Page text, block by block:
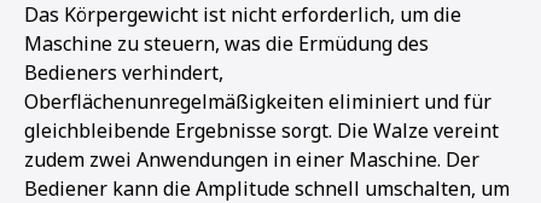
Das Körpergewicht ist nicht erforderlich, um die
Maschine zu steuern, was die Ermüdung des
Bedieners verhindert,
Oberflächenunregelmäßigkeiten eliminiert und für
gleichbleibende Ergebnisse sorgt. Die Walze vereint
zudem zwei Anwendungen in einer Maschine. Der
Bediener kann die Amplitude schnell umschalten, um